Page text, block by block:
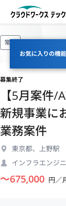
お気に入りの機
常駐
募集終了
【5月案件/
新規事業に
業務案件
東京都、上野駅
インフラエンジ
〜675,000 円／